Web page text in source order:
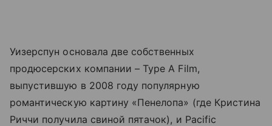
Уизерспун основала две собственных
продюсерских компании – Type A Film,
выпустившую в 2008 году популярную
романтическую картину «Пенелопа» (где Кристина
Риччи получила свиной пятачок), и Pacific